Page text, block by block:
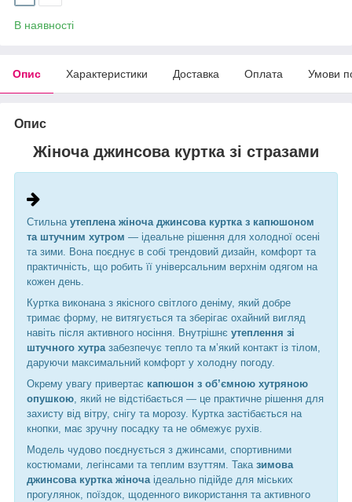
В наявності
Опис Характеристики Доставка Оплата Умови
Опис
Жіноча джинсова куртка зі стразами
Стильна утеплена жіноча джинсова куртка з капюшоном
та штучним хутром — ідеальне рішення для холодної осені
та зими. Вона поєднує в собі трендовий дизайн, комфорт та
практичність, що робить її універсальним верхнім одягом на
кожен день.
Куртка виконана з якісного світлого деніму, який добре
тримає форму, не витягується та зберігає охайний вигляд
навіть після активного носіння. Внутрішнє утеплення зі
штучного хутразабезпечує тепло та м’який контакт із тілом,
даруючи максимальний комфорт у холодну погоду.
Окрему увагу привертає капюшон з об’ємною хутряною
опушкою, який не відстібається — це практичне рішення для
захисту від вітру, снігу та морозу. Куртка застібається на
кнопки, має зручну посадку та не обмежує рухів.
Модель чудово поєднується з джинсами, спортивними
костюмами, легінсами та теплим взуттям. Така зимова
джинсова куртка жіночаідеально підійде для міських
прогулянок, поїздок, щоденного використання та активного